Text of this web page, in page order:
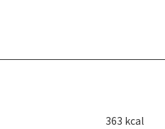
363 kcal